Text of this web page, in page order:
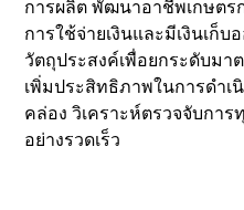
การผลิต พัฒนาอาชีพเกษตร
การใช้จ่ายเงินและมีเงินเก็
วัตถุประสงค์เพื่อยกระดับมา
เพิ่มประสิทธิภาพในการดำ
คล่อง วิเคราะห์ตรวจจับกา
อย่างรวดเร็ว